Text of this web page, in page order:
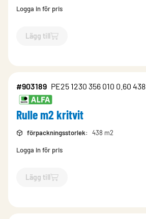
Logga in för pris
Lägg till
`$Lägg till
#903189 PE25 1230 356 010 0.60 438
Rulle m2 kritvit
förpackningsstorlek: 438 m2
Logga in för pris
Lägg till
`$Lägg till